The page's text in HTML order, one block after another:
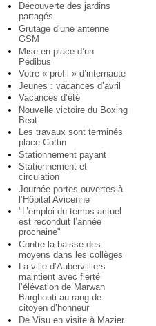
Découverte des jardins
partagés
Grutage d’une antenne
GSM
Mise en place d’un
Pédibus
Votre « profil » d’internaute
Jeunes : vacances d’avril
Vacances d’été
Nouvelle victoire du Boxing
Beat
Les travaux sont terminés
place Cottin
Stationnement payant
Stationnement et
circulation
Journée portes ouvertes à
l’Hôpital Avicenne
"L’emploi du temps actuel
est reconduit l’année
prochaine"
Contre la baisse des
moyens dans les collèges
La ville d’Aubervilliers
maintient avec fierté
l’élévation de Marwan
Barghouti au rang de
citoyen d’honneur
De Visu en visite à Mazier